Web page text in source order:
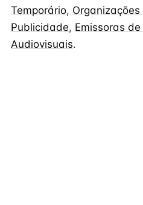
Temporário, Organizações
Publicidade, Emissoras
Audiovisuais.